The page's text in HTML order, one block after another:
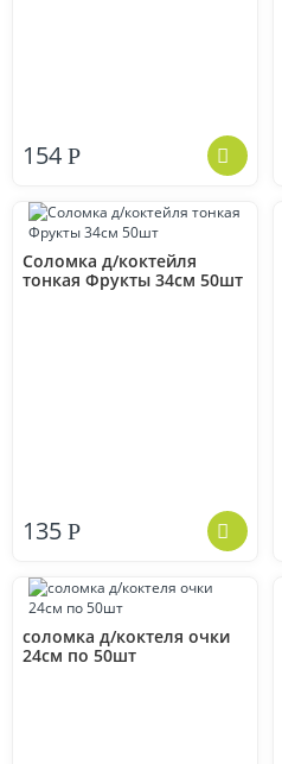
154 Р
Соломка д/коктейля
тонкая Фрукты 34см 50шт
135 Р
соломка д/коктеля очки
24см по 50шт